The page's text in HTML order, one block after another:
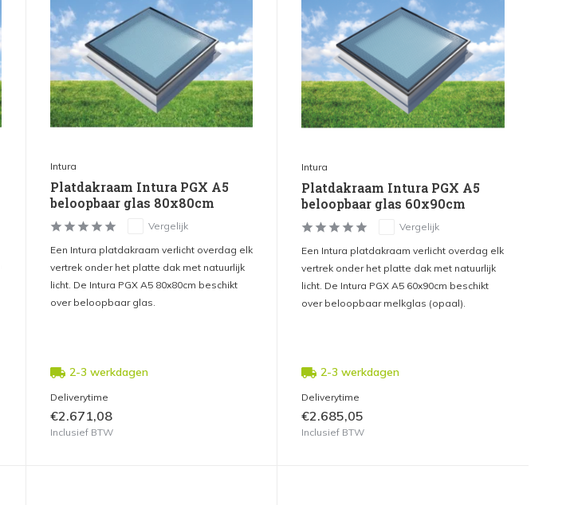
Intura
Platdakraam Intura PGX A5
beloopbaar glas 80x80cm
Vergelijk
Een Intura platdakraam verlicht overdag elk
vertrek onder het platte dak met natuurlijk
licht. De Intura PGX A5 80x80cm beschikt
over beloopbaar glas.
2-3 werkdagen
Deliverytime
€2.671,08
Inclusief BTW
Intura
Platdakraam Intura PGX A5
beloopbaar glas 60x90cm
Vergelijk
Een Intura platdakraam verlicht overdag elk
vertrek onder het platte dak met natuurlijk
licht. De Intura PGX A5 60x90cm beschikt
over beloopbaar melkglas (opaal).
2-3 werkdagen
Deliverytime
€2.685,05
Inclusief BTW